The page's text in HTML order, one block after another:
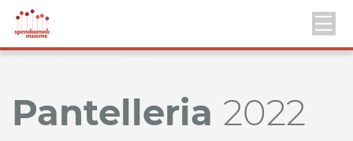
Pantelleria 2022